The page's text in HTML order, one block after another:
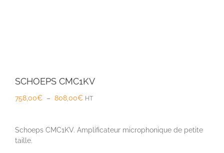
SCHOEPS CMC1KV
758,00€ – 808,00€Plage
758,00€
HT
Schoeps CMC1KV. Amplificateur microphonique de petite
taille.